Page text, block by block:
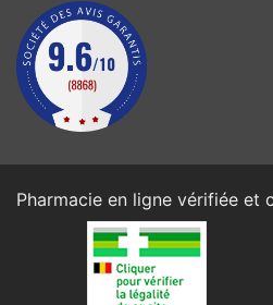
Pharmacie en ligne vérifiée et